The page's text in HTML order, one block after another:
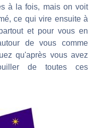
à la fois, mais on voit
ce qui vire ensuite à
et pour vous en
de vous comme
qu'après vous avez
de toutes ces